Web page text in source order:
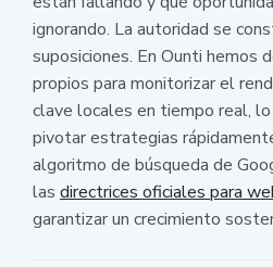
ignorando. La autoridad se
suposiciones. En Ounti hemos
propios para monitorizar el
clave locales en tiempo real,
pivotar estrategias
algoritmo de búsqueda de
las directrices oficiales para
garantizar un crecimiento